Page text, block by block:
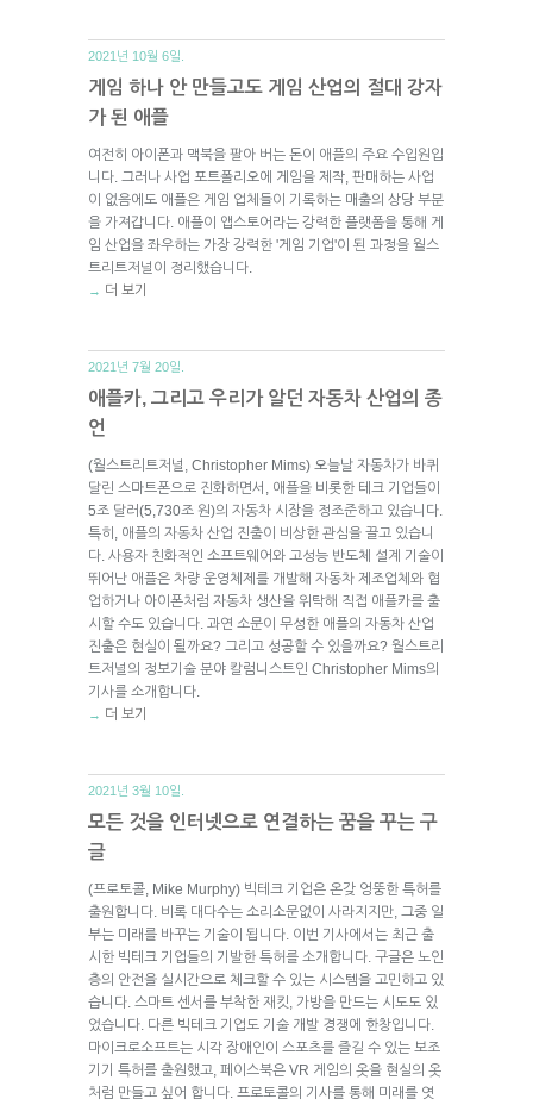
2021년 10월 6일.
게임 하나 안 만들고도 게임 산업의 절대 강자
가 된 애플
여전히 아이폰과 맥북을 팔아 버는 돈이 애플의 주요 수입원입
니다. 그러나 사업 포트폴리오에 게임을 제작, 판매하는 사업
이 없음에도 애플은 게임 업체들이 기록하는 매출의 상당 부분
을 가져갑니다. 애플이 앱스토어라는 강력한 플랫폼을 통해 게
임 산업을 좌우하는 가장 강력한 '게임 기업'이 된 과정을 월스
트리트저널이 정리했습니다.
→ 더 보기
2021년 7월 20일.
애플카, 그리고 우리가 알던 자동차 산업의 종
언
(월스트리트저널, Christopher Mims) 오늘날 자동차가 바퀴
달린 스마트폰으로 진화하면서, 애플을 비롯한 테크 기업들이
5조 달러(5,730조 원)의 자동차 시장을 정조준하고 있습니다.
특히, 애플의 자동차 산업 진출이 비상한 관심을 끌고 있습니
다. 사용자 친화적인 소프트웨어와 고성능 반도체 설계 기술이
뛰어난 애플은 차량 운영체제를 개발해 자동차 제조업체와 협
업하거나 아이폰처럼 자동차 생산을 위탁해 직접 애플카를 출
시할 수도 있습니다. 과연 소문이 무성한 애플의 자동차 산업
진출은 현실이 될까요? 그리고 성공할 수 있을까요? 월스트리
트저널의 정보기술 분야 칼럼니스트인 Christopher Mims의
기사를 소개합니다.
→ 더 보기
2021년 3월 10일.
모든 것을 인터넷으로 연결하는 꿈을 꾸는 구
글
(프로토콜, Mike Murphy) 빅테크 기업은 온갖 엉뚱한 특허를
출원합니다. 비록 대다수는 소리소문없이 사라지지만, 그중 일
부는 미래를 바꾸는 기술이 됩니다. 이번 기사에서는 최근 출
시한 빅테크 기업들의 기발한 특허를 소개합니다. 구글은 노인
층의 안전을 실시간으로 체크할 수 있는 시스템을 고민하고 있
습니다. 스마트 센서를 부착한 재킷, 가방을 만드는 시도도 있
었습니다. 다른 빅테크 기업도 기술 개발 경쟁에 한창입니다.
마이크로소프트는 시각 장애인이 스포츠를 즐길 수 있는 보조
기기 특허를 출원했고, 페이스북은 VR 게임의 옷을 현실의 옷
처럼 만들고 싶어 합니다. 프로토콜의 기사를 통해 미래를 엿